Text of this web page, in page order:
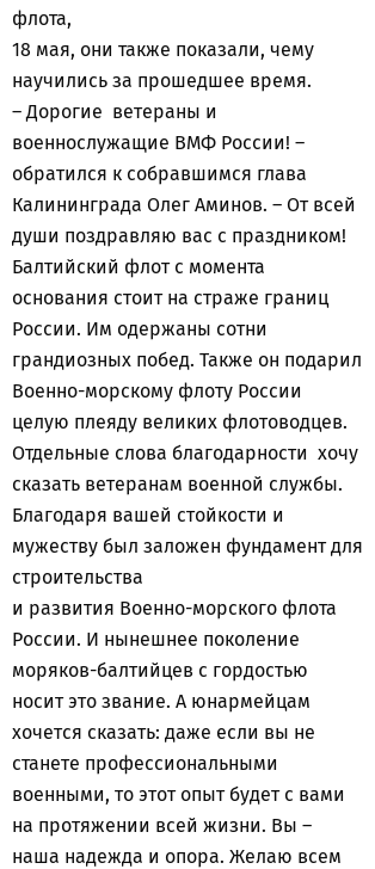
флота,
18 мая, они также показали, чему
научились за прошедшее время.
– Дорогие ветераны и
военнослужащие ВМФ России! –
обратился к собравшимся глава
Калининграда Олег Аминов. – От всей
души поздравляю вас с праздником!
Балтийский флот с момента
основания стоит на страже границ
России. Им одержаны сотни
грандиозных побед. Также он подарил
Военно-морскому флоту России
целую плеяду великих флотоводцев.
Отдельные слова благодарности хочу
сказать ветеранам военной службы.
Благодаря вашей стойкости и
мужеству был заложен фундамент для
строительства
и развития Военно-морского флота
России. И нынешнее поколение
моряков-балтийцев с гордостью
носит это звание. А юнармейцам
хочется сказать: даже если вы не
станете профессиональными
военными, то этот опыт будет с вами
на протяжении всей жизни. Вы –
наша надежда и опора. Желаю всем